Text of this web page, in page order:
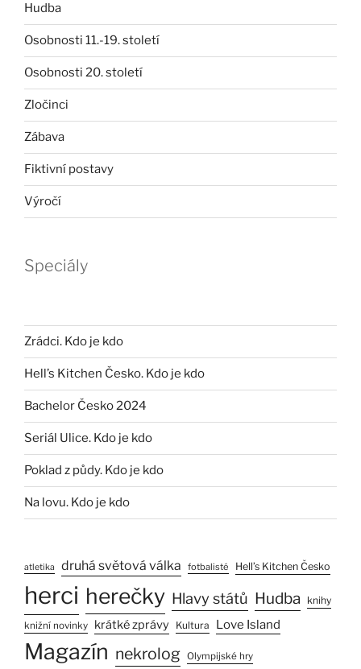
Hudba
Osobnosti 11.-19. století
Osobnosti 20. století
Zločinci
Zábava
Fiktivní postavy
Výročí
Speciály
Zrádci. Kdo je kdo
Hell’s Kitchen Česko. Kdo je kdo
Bachelor Česko 2024
Seriál Ulice. Kdo je kdo
Poklad z půdy. Kdo je kdo
Na lovu. Kdo je kdo
atletika druhá světová válka fotbalisté Hell’s Kitchen Česko
herci herečky Hlavy států Hudba knihy
knižní novinky krátké zprávy Kultura Love Island
Magazín nekrolog Olympijské hry